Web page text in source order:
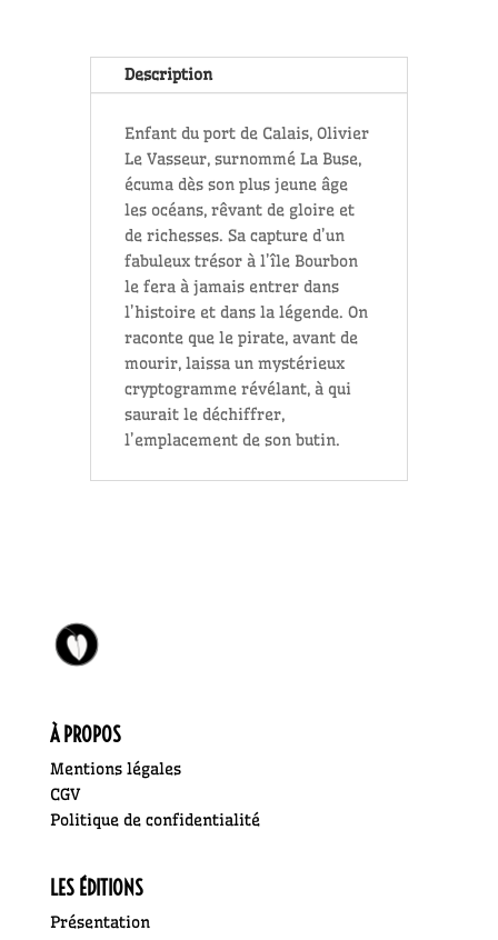
Description
Enfant du port de Calais, Olivier
Le Vasseur, surnommé La Buse,
écuma dès son plus jeune âge
les océans, rêvant de gloire et
de richesses. Sa capture d’un
fabuleux trésor à l’île Bourbon
le fera à jamais entrer dans
l’histoire et dans la légende. On
raconte que le pirate, avant de
mourir, laissa un mystérieux
cryptogramme révélant, à qui
saurait le déchiffrer,
l’emplacement de son butin.
À PROPOS
Mentions légales
CGV
Politique de confidentialité
LES ÉDITIONS
Présentation